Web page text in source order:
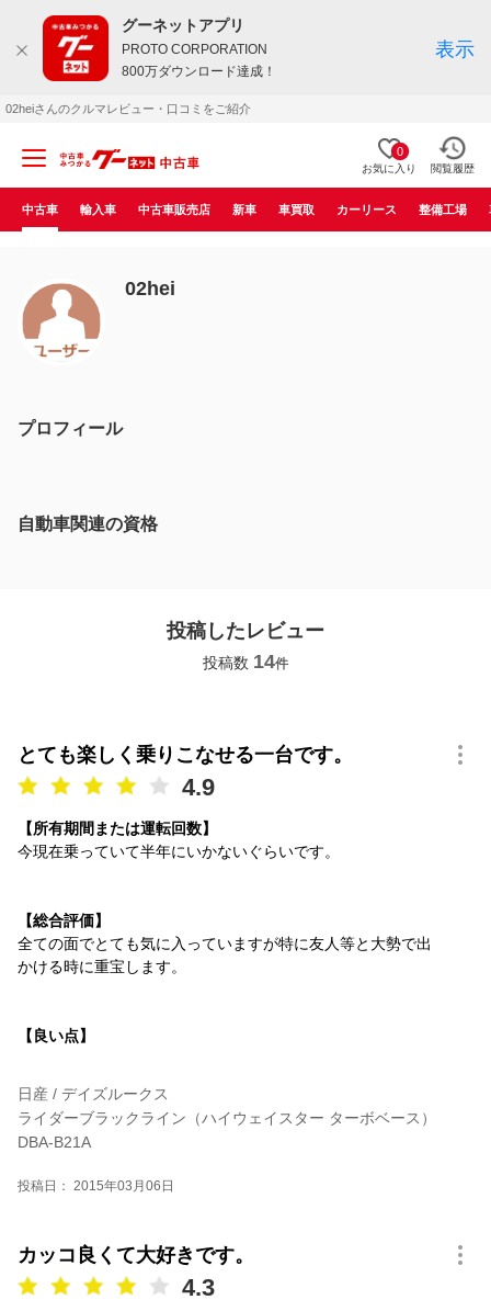
グーネットアプリ
PROTO CORPORATION
800万ダウンロード達成！
表示
02heiさんのクルマレビュー・口コミをご紹介
0
お気に入り 閲覧履歴
中古車 輸入車 中古車販売店 新車 車買取 カーリース 整備工場
02hei
プロフィール
自動車関連の資格
投稿したレビュー
投稿数 14件
とても楽しく乗りこなせる一台です。
4.9
【所有期間または運転回数】
今現在乗っていて半年にいかないぐらいです。
【総合評価】
全ての面でとても気に入っていますが特に友人等と大勢で出
かける時に重宝します。
【良い点】
日産 / デイズルークス
ライダーブラックライン（ハイウェイスター ターボベース）
DBA-B21A
投稿日： 2015年03月06日
カッコ良くて大好きです。
4.3